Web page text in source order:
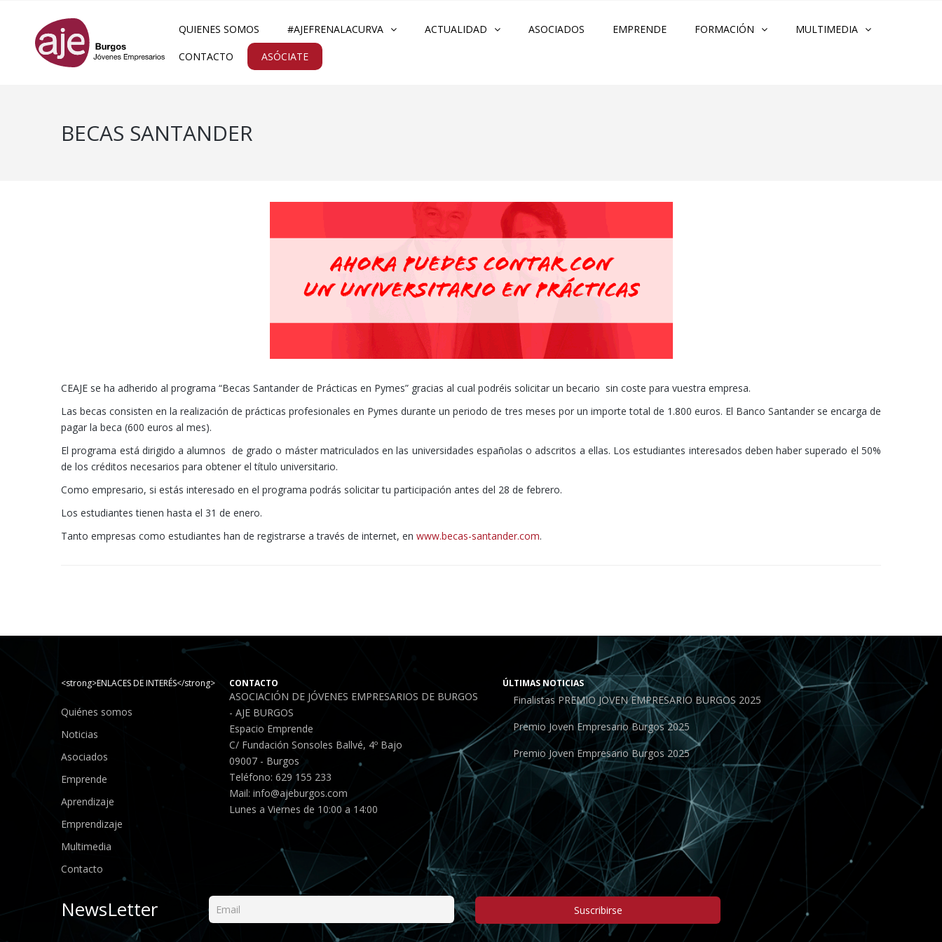
QUIENES SOMOS #AJEFRENALACURVA ACTUALIDAD ASOCIADOS EMPRENDE FORMACIÓN MULTIMEDIA
CONTACTO ASÓCIATE
BECAS SANTANDER
CEAJE se ha adherido al programa “Becas Santander de Prácticas en Pymes” gracias al cual podréis solicitar un becario sin coste para vuestra empresa.
Las becas consisten en la realización de prácticas profesionales en Pymes durante un periodo de tres meses por un importe total de 1.800 euros. El Banco Santander se encarga de
pagar la beca (600 euros al mes).
El programa está dirigido a alumnos de grado o máster matriculados en las universidades españolas o adscritos a ellas. Los estudiantes interesados deben haber superado el 50%
de los créditos necesarios para obtener el título universitario.
Como empresario, si estás interesado en el programa podrás solicitar tu participación antes del 28 de febrero.
Los estudiantes tienen hasta el 31 de enero.
Tanto empresas como estudiantes han de registrarse a través de internet, en www.becas-santander.com.
<strong>ENLACES DE INTERÉS</strong>
Quiénes somos
Noticias
Asociados
Emprende
Aprendizaje
Emprendizaje
Multimedia
Contacto
CONTACTO
ASOCIACIÓN DE JÓVENES EMPRESARIOS DE BURGOS
- AJE BURGOS
Espacio Emprende
C/ Fundación Sonsoles Ballvé, 4º Bajo
09007 - Burgos
Teléfono: 629 155 233
Mail: info@ajeburgos.com
Lunes a Viernes de 10:00 a 14:00
ÚLTIMAS NOTICIAS
Finalistas PREMIO JOVEN EMPRESARIO BURGOS 2025
Premio Joven Empresario Burgos 2025
Premio Joven Empresario Burgos 2025
NewsLetter Suscribirse